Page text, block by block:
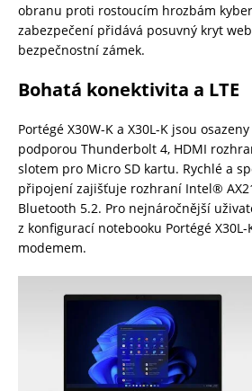
obranu proti rostoucím hrozbám
zabezpečení přidává posuvný kryt
bezpečnostní zámek.
Bohatá konektivita a LTE
Portégé X30W-K a X30L-K jsou
podporou Thunderbolt 4, HDMI
slotem pro Micro SD kartu. Rychlé a
připojení zajišťuje rozhraní Intel®
Bluetooth 5.2. Pro nejnáročnější
z konfigurací notebooku Portégé X30L-
modemem.